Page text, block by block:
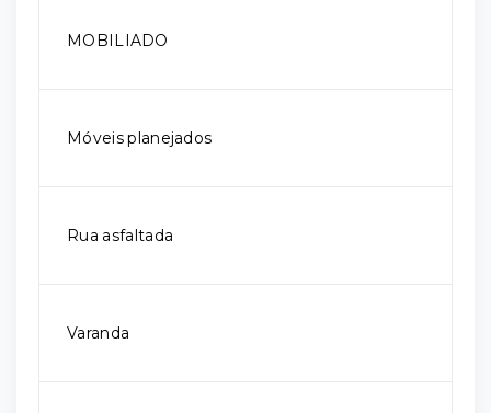
MOBILIADO
Móveis planejados
Rua asfaltada
Varanda